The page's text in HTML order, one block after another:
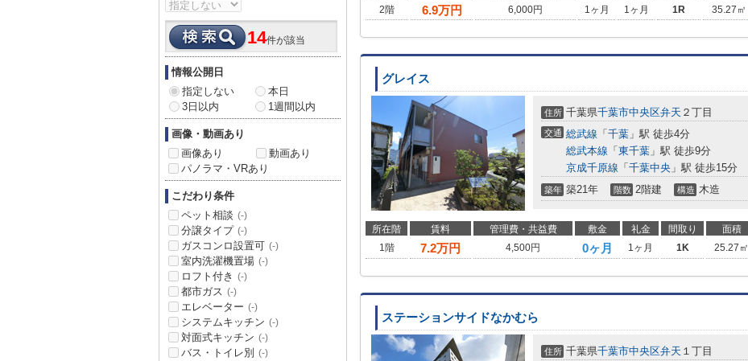
2階
6.9万円 6,000円 1ヶ月 1ヶ月 1R 35.27㎡
グレイス
住所 千葉県千葉市中央区弁天 ２丁目
交通 総武線 「 千葉 」駅 徒歩4分
総武本線 「 東千葉 」駅 徒歩9分
京成千原線 「 千葉中央 」駅 徒歩15分
築年 築21年 階数 2階建 構造 木造
所在階 賃料 管理費・共益費 敷金 礼金 間取り 面積
1階
7.2万円 4,500円 0ヶ月 1ヶ月 1K 25.27㎡
ステーションサイドなかむら
住所 千葉県千葉市中央区弁天 １丁目
14件が該当
情報公開日
指定しない
本日
3日以内
1週間以内
画像・動画あり
画像あり
動画あり
パノラマ・VRあり
こだわり条件
ペット相談 (-)
分譲タイプ (-)
ガスコンロ設置可 (-)
室内洗濯機置場 (-)
ロフト付き (-)
都市ガス (-)
エレベーター (-)
システムキッチン (-)
対面式キッチン (-)
バス・トイレ別 (-)